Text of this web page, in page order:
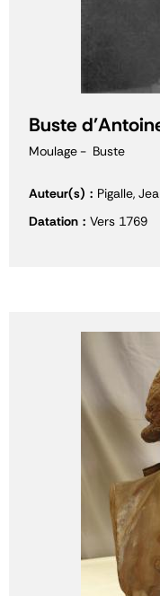
Buste
Moulage Buste
Auteur(s)
Pigalle,
Datation
Vers 1769